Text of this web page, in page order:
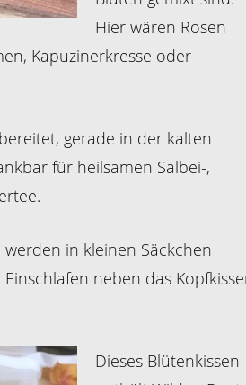
Hier wären Rosen
Kapuzinerkresse oder
gerade in der kalten
für heilsamen Salbei-,
in kleinen Säckchen
Einschlafen neben das
Dieses Blütenkissen